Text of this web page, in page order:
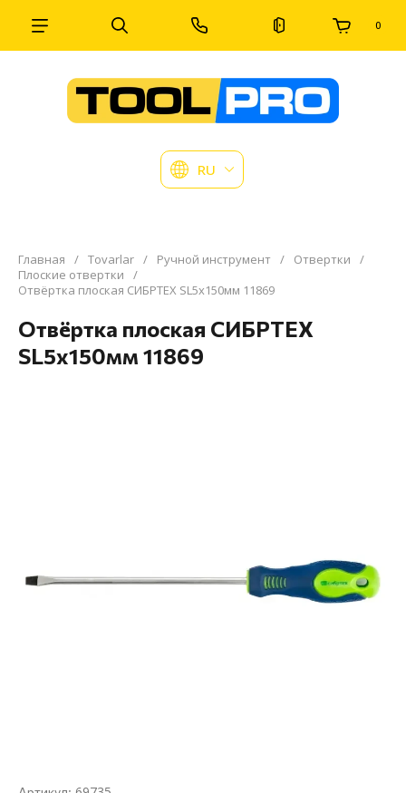
RU
0
Главная / Tovarlar / Ручной инструмент / Отвертки
/
Плоские отвертки
/
Отвёртка плоская СИБРТЕХ SL5х150мм 11869
Отвёртка плоская СИБРТЕХ
SL5х150мм 11869